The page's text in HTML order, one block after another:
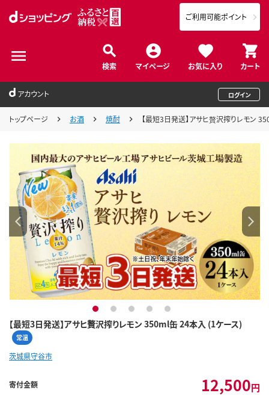
検索 マイページ お気に入り カート
ご利用可能ポイント
アカウント ログイン
トップページ お酒 焼酎 【最短3日発送】アサヒ贅沢搾りレモン
【最短3日発送】アサヒ贅沢搾りレモン 350ml缶 24本入 (1ケース)
常温
1 2 3 4 5
茨城県守谷市
寄付金額 12,500円